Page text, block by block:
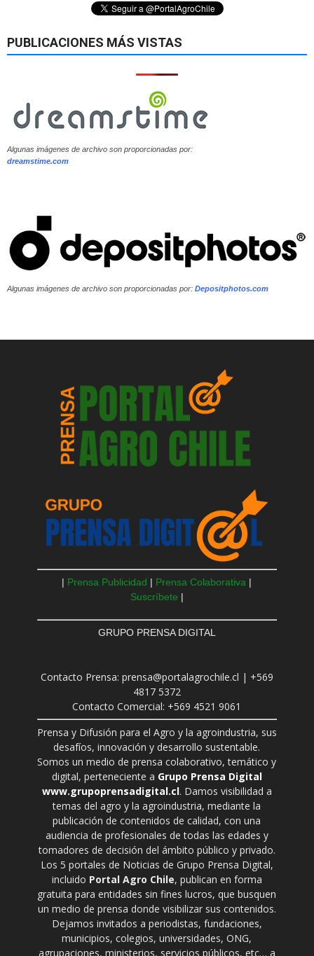
PUBLICACIONES MÁS VISTAS
Algunas imágenes de archivo son proporcionadas por:
dreamstime.com
Algunas imágenes de archivo son proporcionadas por: Depositphotos.com
| Prensa Publicidad | Prensa Colaborativa |
Suscríbete |
GRUPO PRENSA DIGITAL
Contacto Prensa: prensa@portalagrochile.cl | +569
4817 5372
Contacto Comercial: +569 4521 9061
Prensa y Difusión para el Agro y la agroindustria, sus
desafíos, innovación y desarrollo sustentable.
Somos un medio de prensa colaborativo, temático y
digital, perteneciente a Grupo Prensa Digital
www.grupoprensadigital.cl. Damos visibilidad a
temas del agro y la agroindustria, mediante la
publicación de contenidos de calidad, con una
audiencia de profesionales de todas las edades y
tomadores de decisión del ámbito público y privado.
Los 5 portales de Noticias de Grupo Prensa Digital,
incluido Portal Agro Chile, publican en forma
gratuita para entidades sin fines lucros, que busquen
un medio de prensa donde visibilizar sus contenidos.
Dejamos invitados a periodistas, fundaciones,
municipios, colegios, universidades, ONG,
agrupaciones, ministerios, servicios públicos, etc… a